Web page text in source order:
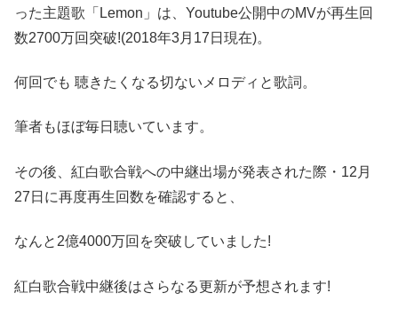
った主題歌「Lemon」は、Youtube公開中のMVが再生回
数2700万回突破!(2018年3月17日現在)。
何回でも 聴きたくなる切ないメロディと歌詞。
筆者もほぼ毎日聴いています。
その後、紅白歌合戦への中継出場が発表された際・12月
27日に再度再生回数を確認すると、
なんと2億4000万回を突破していました!
紅白歌合戦中継後はさらなる更新が予想されます!